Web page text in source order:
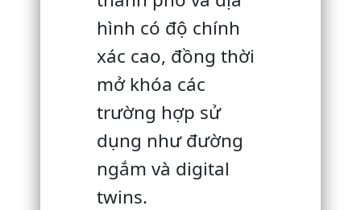
hình có độ chính
xác cao, đồng thời
mở khóa các
trường hợp sử
dụng như đường
ngắm và digital
twins.